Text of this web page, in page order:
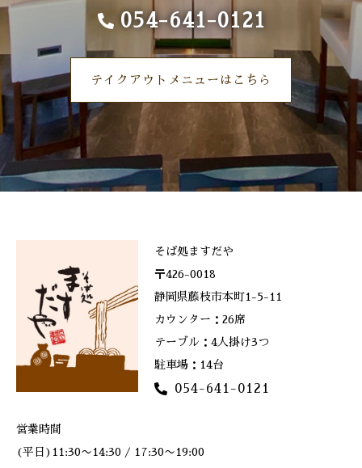
054-641-0121
テイクアウトメニューはこちら
そば処ますだや
〒426-0018
静岡県藤枝市本町1-5-11
カウンター：26席
テーブル：4人掛け3つ
駐車場：14台
054-641-0121
営業時間
(平日)11:30〜14:30 / 17:30〜19:00